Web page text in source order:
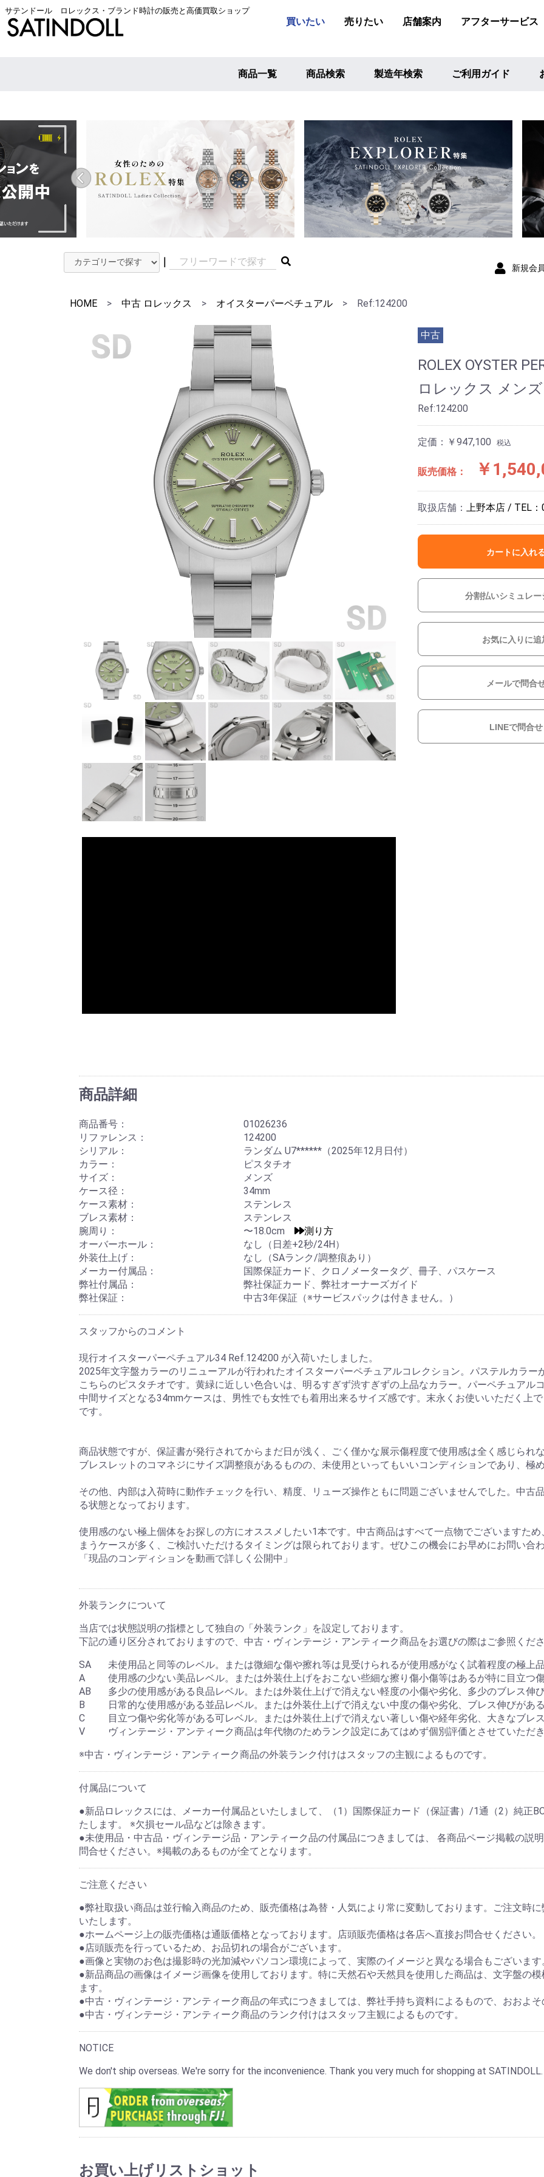
サテンドール ロレックス・ブランド時計の販売と高価買取ショップ
買いたい 売りたい 店舗案内 アフターサービス
商品一覧 商品検索 製造年検索 ご利用ガイド
｜
新規会
HOME > 中古 ロレックス > オイスターパーペチュアル > Ref:124200
中古
ROLEX OYSTER
ロレックス メン
Ref:124200
定価：￥947,100 税込
販売価格： ￥
取扱店舗： 上野本店 / TEL
カートに入れ
分割払いシミュレー
お買い物を続ける カートへ進む
お気に入りに追
メールで問合
LINEで問合せ
商品詳細
商品番号：
01026236
リファレンス：
124200
シリアル：
ランダム U7******（2025年12月日付）
カラー：
ピスタチオ
サイズ：
メンズ
ケース径：
34mm
ケース素材：
ステンレス
ブレス素材：
ステンレス
腕周り：
〜18.0cm
測り方
オーバーホール：
なし（日差+2秒/24H）
外装仕上げ：
なし（SAランク/調整痕あり）
メーカー付属品：
国際保証カード、クロノメータータグ、冊子、パスケース
弊社付属品：
弊社保証カード、弊社オーナーズガイド
弊社保証：
中古3年保証（※サービスパックは付きません。）
スタッフからのコメント
現行オイスターパーペチュアル34 Ref.124200 が入荷いたしました。
2025年文字盤カラーのリニューアルが行われたオイスターパーペチュアルコレクション。パステルカラー
こちらのピスタチオです。黄緑に近しい色合いは、明るすぎず渋すぎずの上品なカラー。パーペチュアル
中間サイズとなる34mmケースは、男性でも女性でも着用出来るサイズ感です。末永くお使いいただく上
です。
商品状態ですが、保証書が発行されてからまだ日が浅く、ごく僅かな展示傷程度で使用感は全く感じられな
ブレスレットのコマネジにサイズ調整痕があるものの、未使用といってもいいコンディションであり、極
その他、内部は入荷時に動作チェックを行い、精度、リューズ操作ともに問題ございませんでした。中古
る状態となっております。
使用感のない極上個体をお探しの方にオススメしたい1本です。中古商品はすべて一点物でございますた
まうケースが多く、ご検討いただけるタイミングは限られております。ぜひこの機会にお早めにお問い合わ
「現品のコンディションを動画で詳しく公開中」
外装ランクについて
当店では状態説明の指標として独自の「外装ランク」を設定しております。
下記の通り区分されておりますので、中古・ヴィンテージ・アンティーク商品をお選びの際はご参照くださ
SA
未使用品と同等のレベル。または微細な傷や擦れ等は見受けられるが使用感がなく試着程度の極上品
A
使用感の少ない美品レベル。または外装仕上げをおこない些細な擦り傷小傷等はあるが特に目立つ
AB
多少の使用感がある良品レベル。または外装仕上げで消えない軽度の小傷や劣化、多少のブレス伸
B
日常的な使用感がある並品レベル。または外装仕上げで消えない中度の傷や劣化、ブレス伸びがあ
C
目立つ傷や劣化等がある可レベル。または外装仕上げで消えない著しい傷や経年劣化、大きなブレ
V
ヴィンテージ・アンティーク商品は年代物のためランク設定にあてはめず個別評価とさせていただき
※中古・ヴィンテージ・アンティーク商品の外装ランク付けはスタッフの主観によるものです。
付属品について
●新品ロレックスには、メーカー付属品といたしまして、（1）国際保証カード（保証書）/1通（2）純正
たします。 ※欠損セール品などは除きます。
●未使用品・中古品・ヴィンテージ品・アンティーク品の付属品につきましては、 各商品ページ掲載の説
問合せください。※掲載のあるものが全てとなります。
ご注意ください
●弊社取扱い商品は並行輸入商品のため、販売価格は為替・人気により常に変動しております。ご注文時
いたします。
●ホームページ上の販売価格は通販価格となっております。店頭販売価格は各店へ直接お問合せください。
●店頭販売を行っているため、お品切れの場合がございます。
●画像と実物のお色は撮影時の光加減やパソコン環境によって、実際のイメージと異なる場合もございます
●新品商品の画像はイメージ画像を使用しております。特に天然石や天然貝を使用した商品は、文字盤の
ます。
●中古・ヴィンテージ・アンティーク商品の年式につきましては、弊社手持ち資料によるもので、おおよそ
●中古・ヴィンテージ・アンティーク商品のランク付けはスタッフ主観によるものです。
NOTICE
We don't ship overseas. We're sorry for the inconvenience. Thank you very much for shopping at SATINDOLL.
お買い上げリストショット